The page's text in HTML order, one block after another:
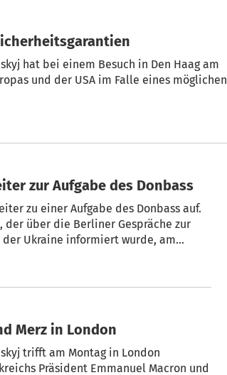
hat bei einem Besuch in Den Haag am
und der USA im Falle eines möglichen
zur Aufgabe des Donbass
zu einer Aufgabe des Donbass auf.
über die Berliner Gespräche zur
der Ukraine informiert wurde, am
hieß es seitens der Ukraine.
Merz in London
trifft am Montag in London
Präsident Emmanuel Macron und